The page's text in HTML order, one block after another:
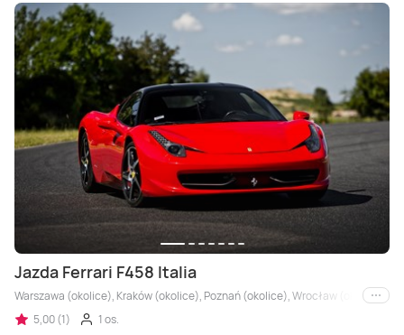
Jazda Ferrari F458 Italia
Warszawa (okolice), Kraków (okolice), Poznań (okolice), Wrocław (okolice),
i inne
5,00 (1)
1 os.